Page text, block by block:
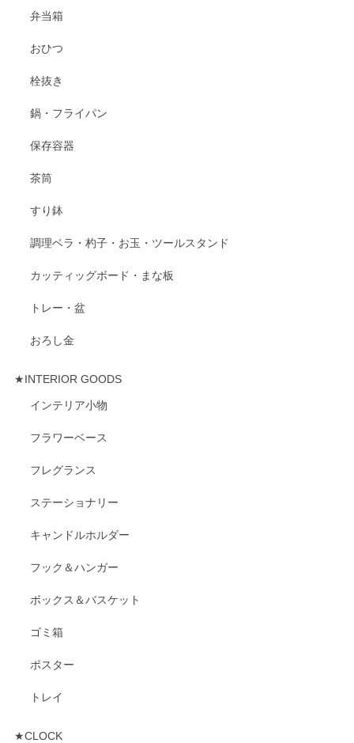
弁当箱
おひつ
栓抜き
鍋・フライパン
保存容器
茶筒
すり鉢
調理ベラ・杓子・お玉・ツールスタンド
カッティッグボード・まな板
トレー・盆
おろし金
★INTERIOR GOODS
インテリア小物
フラワーベース
フレグランス
ステーショナリー
キャンドルホルダー
フック＆ハンガー
ボックス＆バスケット
ゴミ箱
ポスター
トレイ
★CLOCK